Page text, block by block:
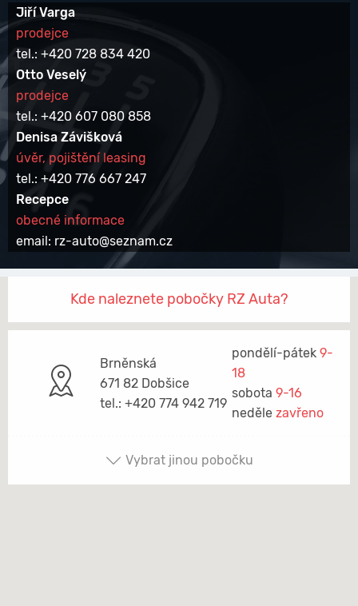
Jiří Varga
prodejce
tel.: +420 728 834 420
Otto Veselý
prodejce
tel.: +420 607 080 858
Denisa Závišková
úvěr, pojištění leasing
tel.: +420 776 667 247
Recepce
obecné informace
email: rz-auto@seznam.cz
Kde naleznete pobočky RZ Auta?
Brněnská
671 82 Dobšice
tel.: +420 774 942 719
pondělí-pátek 9-
18
sobota 9-16
neděle zavřeno
Vybrat jinou pobočku